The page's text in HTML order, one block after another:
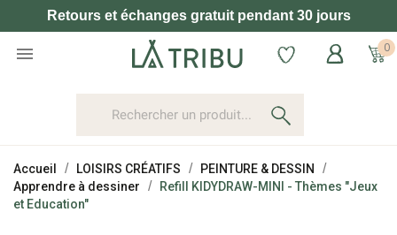
Retours et échanges gratuit pendant 30 jours
 0
Accueil LOISIRS CRÉATIFS
PEINTURE & DESSIN
Apprendre à dessiner
Refill KIDYDRAW-MINI - Thèmes "Jeux
et Education"